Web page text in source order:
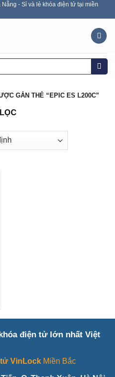
- Sỉ và lẻ khóa điện tử tại miền
GẮN THẺ “EPIC ES L200C”
LỌC
điện tử lớn nhất Việt
VinLockMiền Bắc